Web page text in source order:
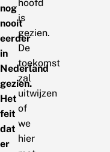
nog
nooit
eerder
in
Nederland
gezien.
Het
feit
dat
er
hoofd
is
gezien.
De
toekomst
zal
uitwijzen
of
we
hier